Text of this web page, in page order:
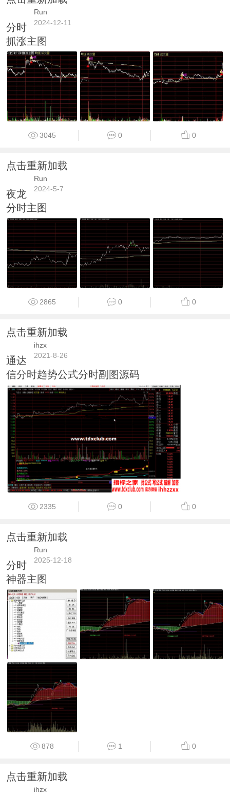
Run
2024-12-11
分时
抓涨主图
3045 0 0
点击重新加载
Run
2024-5-7
夜龙
分时主图
2865 0 0
点击重新加载
ihzx
2021-8-26
通达
信分时趋势公式分时副图源码
2335 0 0
点击重新加载
Run
2025-12-18
分时
神器主图
878 1 0
点击重新加载
ihzx